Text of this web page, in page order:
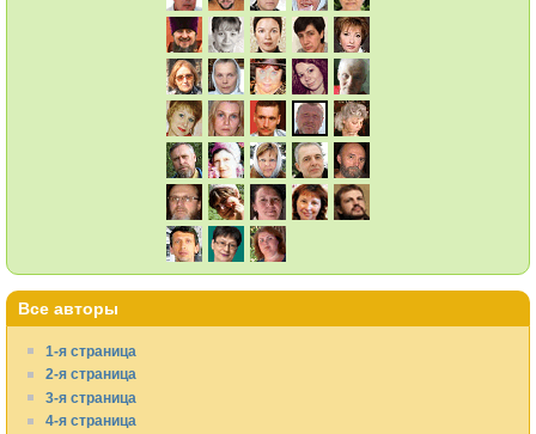
Все авторы
1-я страница
2-я страница
3-я страница
4-я страница